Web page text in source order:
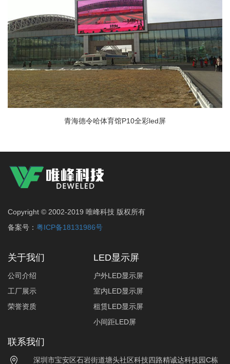
青海德令哈体育馆P10全彩led屏
Copyright © 2002-2019 唯峰科技 版权所有
备案号： 粤ICP备18131986号
关于我们
公司介绍
工厂展示
荣誉资质
LED显示屏
户外LED显示屏
室内LED显示屏
租赁LED显示屏
小间距LED屏
联系我们
深圳市宝安区石岩街道塘头社区科技四路精诚达科技园C栋